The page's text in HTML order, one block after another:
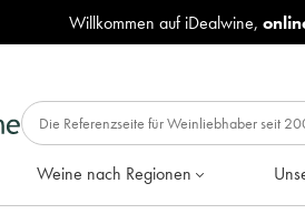
Willkommen auf iDealwine,
Weine nach Regionen